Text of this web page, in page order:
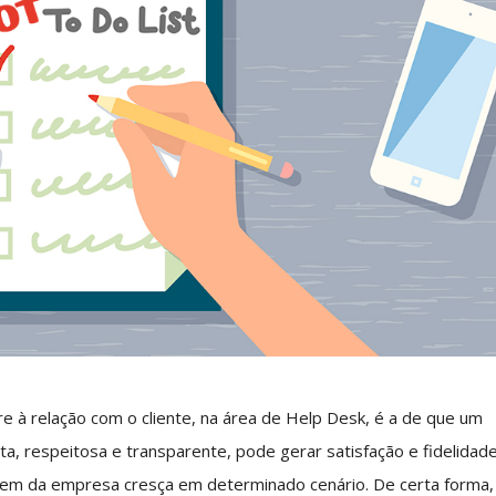
à relação com o cliente, na área de Help Desk, é a de que um
respeitosa e transparente, pode gerar satisfação e
da empresa cresça em determinado cenário. De certa forma,